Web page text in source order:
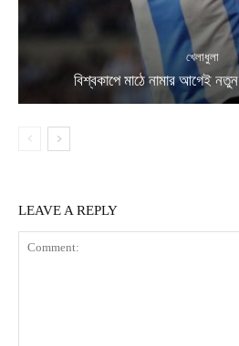
খেলাধুলা
বিশ্বকাপে মাঠে নামার আগেই
LEAVE A REPLY